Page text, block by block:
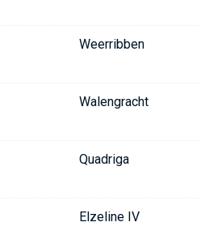
Weerribben
Walengracht
Quadriga
Elzeline IV